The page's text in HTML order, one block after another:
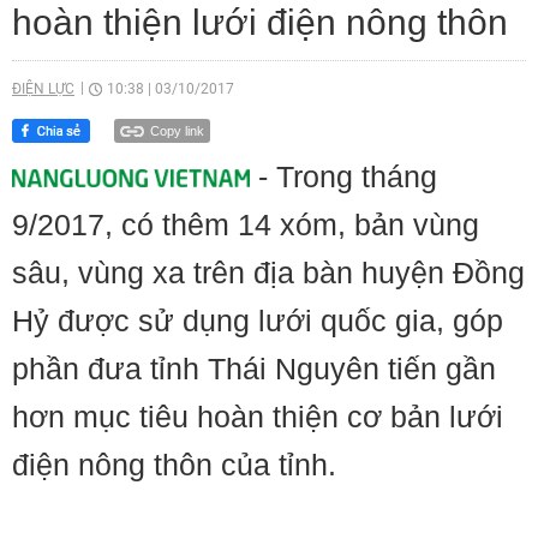
hoàn thiện lưới điện nông thôn
ĐIỆN LỰC 10:38 03/10/2017
Copy link
- Trong tháng
9/2017, có thêm 14 xóm, bản vùng
sâu, vùng xa trên địa bàn huyện Đồng
Hỷ được sử dụng lưới quốc gia, góp
phần đưa tỉnh Thái Nguyên tiến gần
hơn mục tiêu hoàn thiện cơ bản lưới
điện nông thôn của tỉnh.